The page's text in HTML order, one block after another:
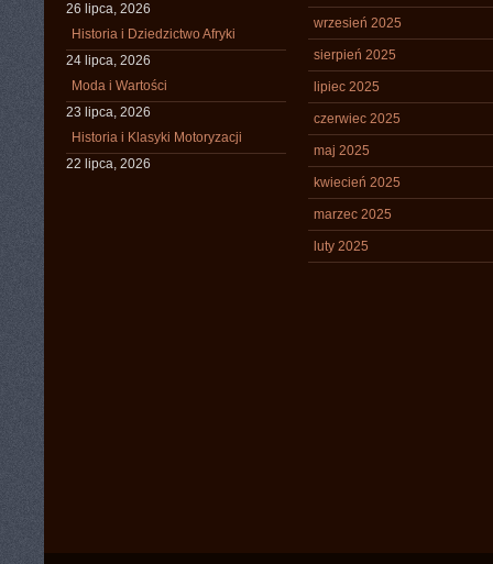
26 lipca, 2026
Historia i Dziedzictwo Afryki
24 lipca, 2026
Moda i Wartości
23 lipca, 2026
Historia i Klasyki Motoryzacji
22 lipca, 2026
wrzesień 2025
sierpień 2025
lipiec 2025
czerwiec 2025
maj 2025
kwiecień 2025
marzec 2025
luty 2025